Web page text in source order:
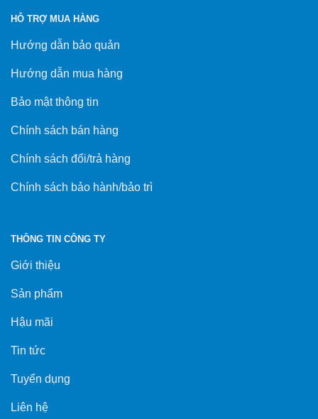
HỖ TRỢ MUA HÀNG
Hướng dẫn bảo quản
Hướng dẫn mua hàng
Bảo mật thông tin
Chính sách bán hàng
Chính sách đổi/trả hàng
Chính sách bảo hành/bảo trì
THÔNG TIN CÔNG TY
Giới thiệu
Sản phẩm
Hậu mãi
Tin tức
Tuyển dụng
Liên hệ